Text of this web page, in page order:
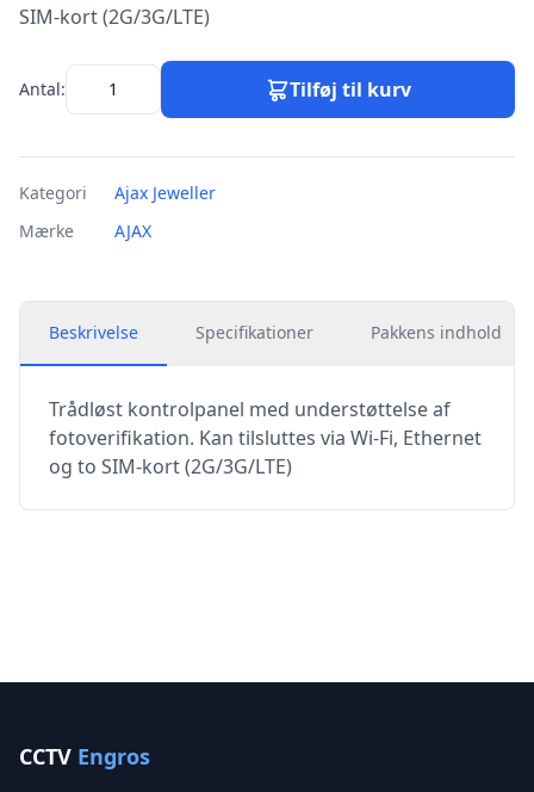
SIM-kort (2G/3G/LTE)
Antal: Tilføj til kurv
Kategori
Ajax Jeweller
Mærke
AJAX
Beskrivelse Specifikationer Pakkens indhold
Trådløst kontrolpanel med understøttelse af
fotoverifikation. Kan tilsluttes via Wi-Fi, Ethernet
og to SIM-kort (2G/3G/LTE)
CCTV Engros